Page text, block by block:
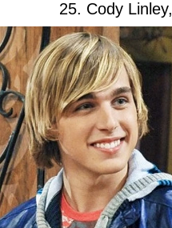
25. Cody Linley,